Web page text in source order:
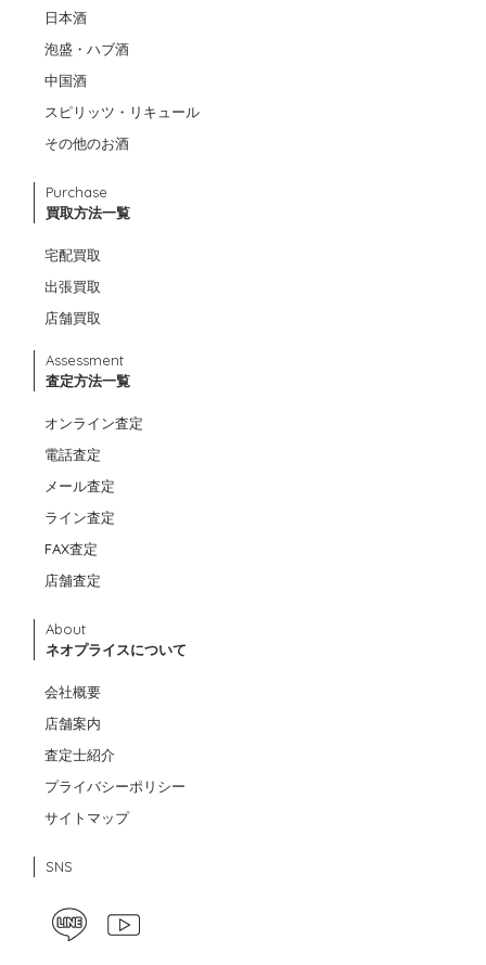
日本酒
泡盛・ハブ酒
中国酒
スピリッツ・リキュール
その他のお酒
Purchase
買取方法一覧
宅配買取
出張買取
店舗買取
Assessment
査定方法一覧
オンライン査定
電話査定
メール査定
ライン査定
FAX査定
店舗査定
About
ネオプライスについて
会社概要
店舗案内
査定士紹介
プライバシーポリシー
サイトマップ
SNS